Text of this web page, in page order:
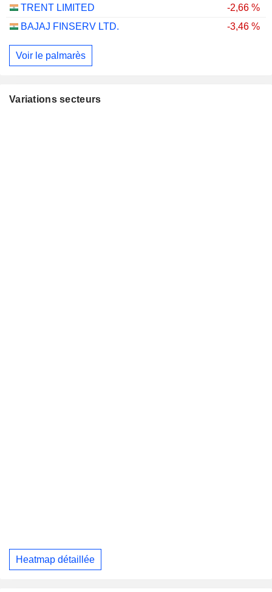
TRENT LIMITED
-2,66 %
BAJAJ FINSERV LTD.
-3,46 %
Voir le palmarès
Variations secteurs
Heatmap détaillée